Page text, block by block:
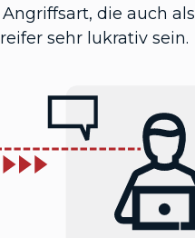
die auch als
sehr lukrativ sein.